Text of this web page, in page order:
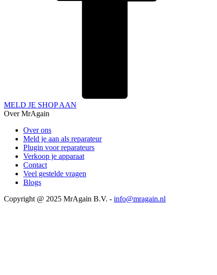
MELD JE SHOP AAN
Over MrAgain
Over ons
Meld je aan als reparateur
Plugin voor reparateurs
Verkoop je apparaat
Contact
Veel gestelde vragen
Blogs
Copyright @ 2025 MrAgain B.V. - info@mragain.nl